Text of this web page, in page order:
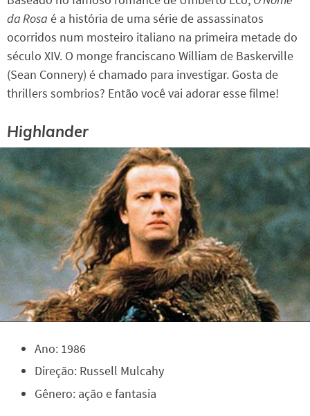
da Rosa é a história de uma série de assassinatos
ocorridos num mosteiro italiano na primeira metade do
século XIV. O monge franciscano William de Baskerville
(Sean Connery) é chamado para investigar. Gosta de
thrillers sombrios? Então você vai adorar esse filme!
Highlander
Ano: 1986
Direção: Russell Mulcahy
Gênero: ação e fantasia